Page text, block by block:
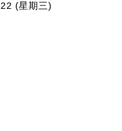
(星期三)